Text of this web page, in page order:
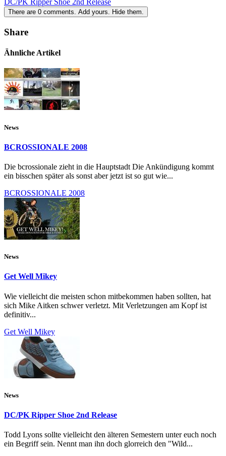
DC/PK Ripper Shoe 2nd Release
There are 0 comments. Add yours. Hide them.
Share
Ähnliche Artikel
News
BCROSSIONALE 2008
Die bcrossionale zieht in die Hauptstadt Die Ankündigung kommt
ein bisschen später als sonst aber jetzt ist so gut wie...
BCROSSIONALE 2008
News
Get Well Mikey
Wie vielleicht die meisten schon mitbekommen haben sollten, hat
sich Mike Aitken schwer verletzt. Mit Verletzungen am Kopf ist
definitiv...
Get Well Mikey
News
DC/PK Ripper Shoe 2nd Release
Todd Lyons sollte vielleicht den älteren Semestern unter euch noch
ein Begriff sein. Nennt man ihn doch glorreich den "Wild...